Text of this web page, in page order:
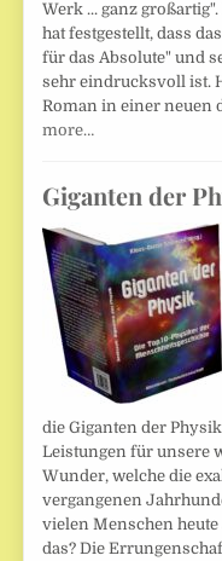
Werk ... ganz
hat festgestellt, dass
für das Absolute" und
sehr eindrucksvoll ist.
Roman in einer
more…
Giganten der
die Giganten der
Leistungen für unsere
Wunder, welche die
vergangenen
vielen Menschen
das? Die